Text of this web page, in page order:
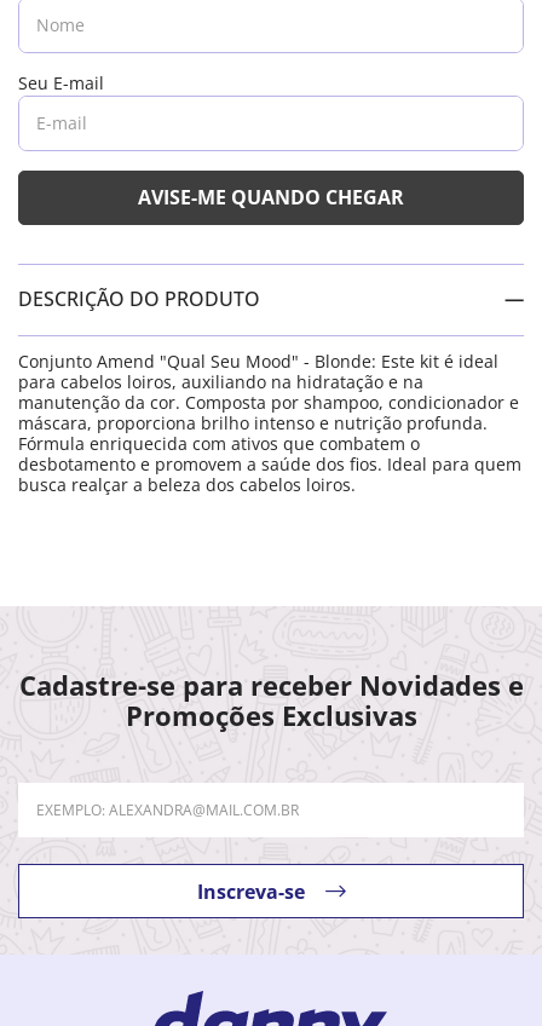
DESCRIÇÃO DO PRODUTO
Conjunto Amend "Qual Seu Mood" - Blonde: Este kit é ideal
para cabelos loiros, auxiliando na hidratação e na
manutenção da cor. Composta por shampoo, condicionador e
máscara, proporciona brilho intenso e nutrição profunda.
Fórmula enriquecida com ativos que combatem o
desbotamento e promovem a saúde dos fios. Ideal para quem
busca realçar a beleza dos cabelos loiros.
Cadastre-se para receber Novidades e
Promoções Exclusivas
Inscreva-se